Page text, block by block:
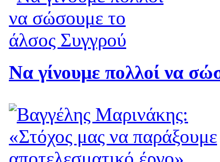
Να γίνουμε πολλοί να